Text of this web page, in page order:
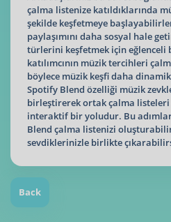
çalma listenize katıldıklarında
şekilde keşfetmeye
paylaşımını daha sosyal hale
türlerini keşfetmek için eğlenceli
katılımcının müzik tercihleri
böylece müzik keşfi daha
Spotify Blend özelliği müzik
birleştirerek ortak çalma listeleri
interaktif bir yoludur. Bu
Blend çalma listenizi
sevdiklerinizle birlikte
Back